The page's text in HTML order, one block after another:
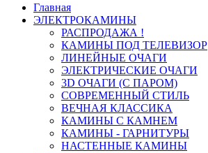
Главная
ЭЛЕКТРОКАМИНЫ
РАСПРОДАЖА !
КАМИНЫ ПОД ТЕЛЕВИЗОР
ЛИНЕЙНЫЕ ОЧАГИ
ЭЛЕКТРИЧЕСКИЕ ОЧАГИ
3D ОЧАГИ (С ПАРОМ)
СОВРЕМЕННЫЙ СТИЛЬ
ВЕЧНАЯ КЛАССИКА
КАМИНЫ С КАМНЕМ
КАМИНЫ - ГАРНИТУРЫ
НАСТЕННЫЕ КАМИНЫ